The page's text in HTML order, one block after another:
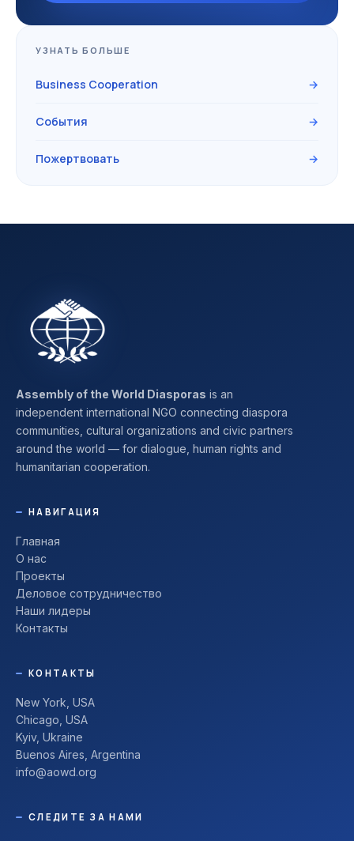
УЗНАТЬ БОЛЬШЕ
Business Cooperation →
События →
Пожертвовать →
Assembly of the World Diasporas is an
independent international NGO connecting diaspora
communities, cultural organizations and civic partners
around the world — for dialogue, human rights and
humanitarian cooperation.
НАВИГАЦИЯ
Главная
О нас
Проекты
Деловое сотрудничество
Наши лидеры
Контакты
КОНТАКТЫ
New York, USA
Chicago, USA
Kyiv, Ukraine
Buenos Aires, Argentina
info@aowd.org
СЛЕДИТЕ ЗА НАМИ